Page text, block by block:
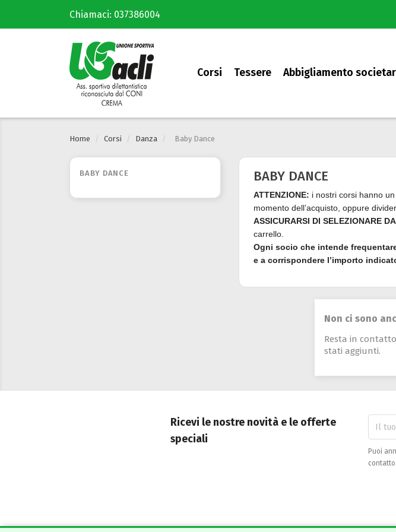
Chiamaci: 037386004
Corsi Tessere Abbigliamento
Home Corsi Danza Baby Dance
BABY DANCE BABY DANCE
ATTENZIONE: i nostri corsi hanno
momento dell’acquisto, oppure
ASSICURARSI DI SELEZIONARE
carrello.
Ogni socio che intende
e a corrispondere l’importo
Non ci sono
Resta in
stati aggiunti.
Ricevi le nostre novità e le offerte
speciali
Puoi